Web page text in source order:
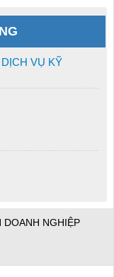
VỤ KỸ
DOANH NGHIỆP